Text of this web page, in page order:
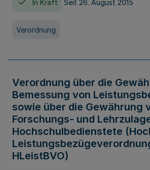
In Kraft Seit 26. August 2015
Verordnung
Verordnung über die
Bemessung von
sowie über die Gewährung
Forschungs- und
Hochschulbedienstete
HLeistBVO)